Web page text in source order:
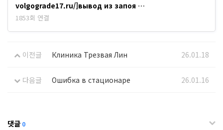
volgograde17.ru/]вывод из запоя …
1853회 연결
이전글 Клиника Трезвая Лин 26.01.18
다음글 Ошибка в стационаре 26.01.16
댓글 0